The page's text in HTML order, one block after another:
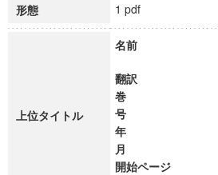
形態 1 pdf
上位タイトル
名前
翻訳
巻
号
年
月
開始ページ